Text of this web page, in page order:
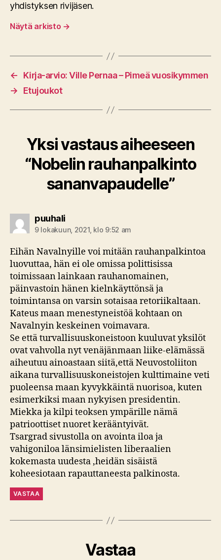
yhdistyksen rivijäsen.
Näytä arkisto →
←
Kirja-arvio: Ville Pernaa – Pimeä vuosikymmen
→
Etujoukot
Yksi vastaus aiheeseen
“Nobelin rauhanpalkinto
sananvapaudelle”
puuhalisanoo:
9 lokakuun, 2021, klo 9:52 am
Eihän Navalnyille voi mitään rauhanpalkintoa
luovuttaa, hän ei ole omissa polittisissa
toimissaan lainkaan rauhanomainen,
päinvastoin hänen kielnkäyttönsä ja
toimintansa on varsin sotaisaa retoriikaltaan.
Kateus maan menestyneistöä kohtaan on
Navalnyin keskeinen voimavara.
Se että turvallisuuskoneistoon kuuluvat yksilöt
ovat vahvolla nyt venäjänmaan liike-elämässä
aiheutuu ainoastaan siitä,että Neuvostoliiton
aikana turvallisuuskoneistojen kulttimaine veti
puoleensa maan kyvykkäintä nuorisoa, kuten
esimerkiksi maan nykyisen presidentin.
Miekka ja kilpi teoksen ympärille nämä
patrioottiset nuoret kerääntyivät.
Tsargrad sivustolla on avointa iloa ja
vahigoniloa länsimielisten liberaalien
kokemasta uudesta ,heidän sisäistä
koheesiotaan rapauttaneesta palkinosta.
VASTAA
Vastaa